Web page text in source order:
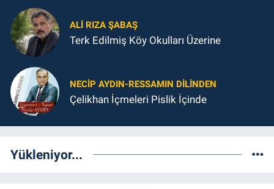
ALI RIZA ŞABAŞ
Terk Edilmiş Köy Okulları Üzerine
NECIP AYDIN-RESSAMIN DILINDEN
Çelikhan İçmeleri Pislik İçinde
Yükleniyor...